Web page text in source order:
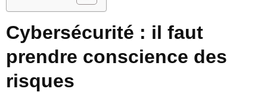
Cybersécurité : il faut
prendre conscience des
risques